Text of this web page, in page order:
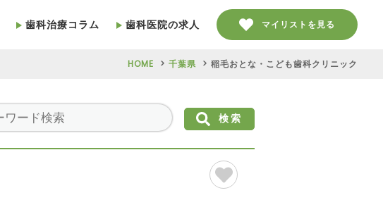
歯科治療コラム 歯科医院の求人 マイリストを見る
HOME 千葉県 稲毛おとな・こども歯科クリニック
検索